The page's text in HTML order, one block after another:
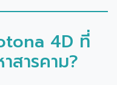
4D ที่
สารคาม?